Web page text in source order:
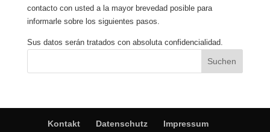
contacto con usted a la mayor brevedad posible para
informarle sobre los siguientes pasos.
Sus datos serán tratados con absoluta confidencialidad.
Kontakt Datenschutz
Impressum